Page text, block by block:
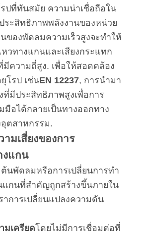
ปที่ทันสมัย ความน่าเชื่อถือใน
ระสิทธิภาพพลังงานของหน่วย
ของพัดลมความเร็วสูงจะทําให้
หวทางแกนและเสียงกระแทก
มีความถี่สูง. เพื่อให้สอดคล้อง
โรป เช่นEN 12237, การนํามา
ที่มีประสิทธิภาพสูงเพื่อการ
มือได้กลายเป็นทางออกทาง
ตสาหกรรม.
มเสี่ยงของการ
งแกน
ต้นพัดลมหรือการเปลี่ยนการทํา
แกนที่สําคัญถูกสร้างขึ้นภายใน
าการเปลี่ยนแปลงความดัน
มเครียดโดยไม่มีการเชื่อมต่อที่